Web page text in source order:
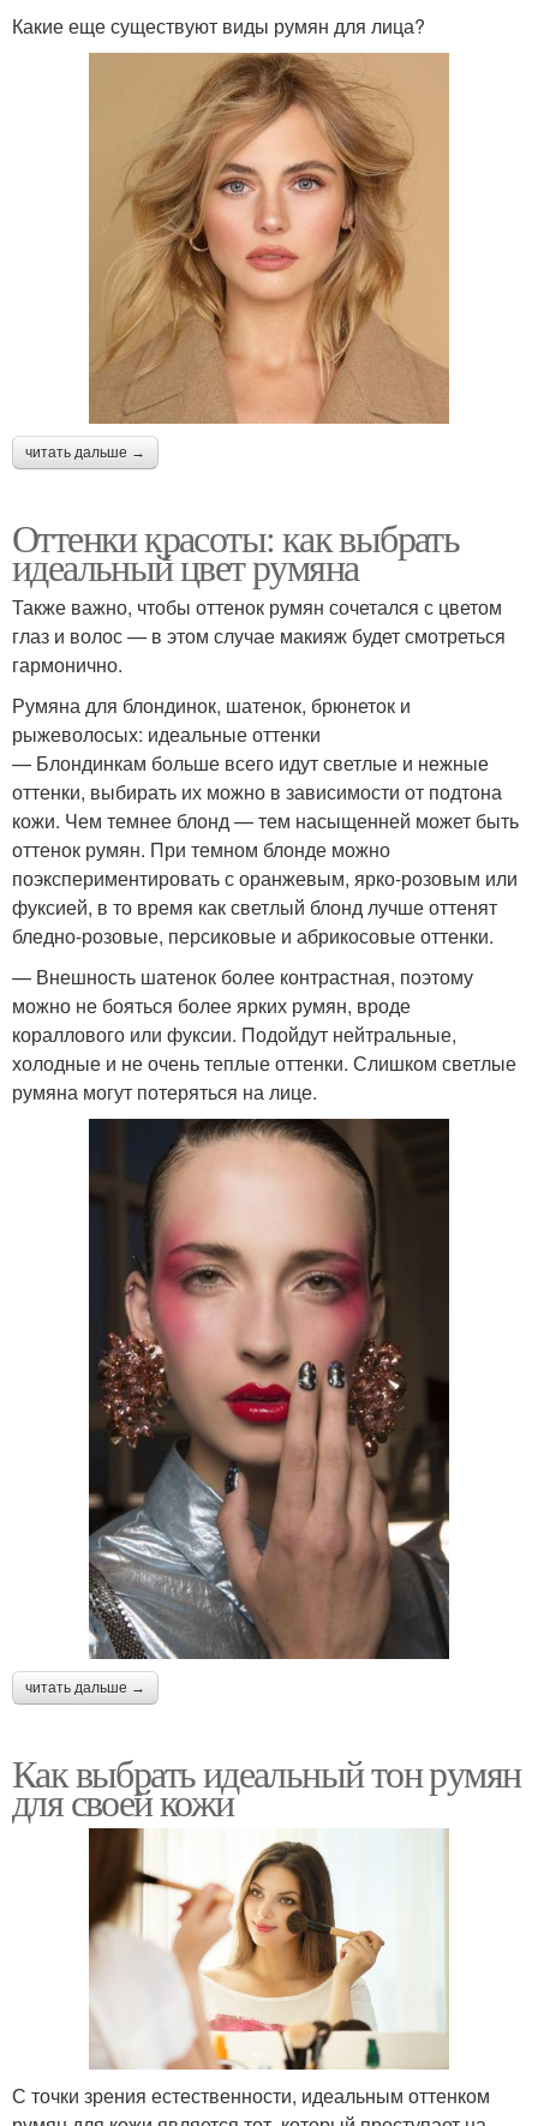
Какие еще существуют виды румян для лица?
читать дальше →
Оттенки красоты: как выбрать
идеальный цвет румяна
Также важно, чтобы оттенок румян сочетался с цветом
глаз и волос — в этом случае макияж будет смотреться
гармонично.
Румяна для блондинок, шатенок, брюнеток и
рыжеволосых: идеальные оттенки
— Блондинкам больше всего идут светлые и нежные
оттенки, выбирать их можно в зависимости от подтона
кожи. Чем темнее блонд — тем насыщенней может быть
оттенок румян. При темном блонде можно
поэкспериментировать с оранжевым, ярко-розовым или
фуксией, в то время как светлый блонд лучше оттенят
бледно-розовые, персиковые и абрикосовые оттенки.
— Внешность шатенок более контрастная, поэтому
можно не бояться более ярких румян, вроде
кораллового или фуксии. Подойдут нейтральные,
холодные и не очень теплые оттенки. Слишком светлые
румяна могут потеряться на лице.
читать дальше →
Как выбрать идеальный тон румян
для своей кожи
С точки зрения естественности, идеальным оттенком